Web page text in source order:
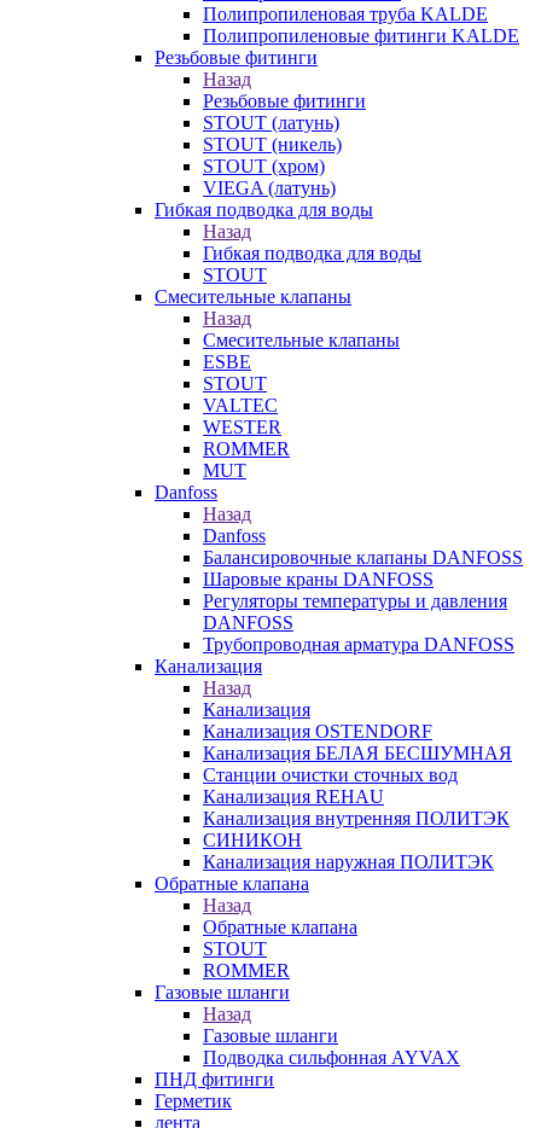
Полипропиленовая труба KALDE
Полипропиленовые фитинги KALDE
Резьбовые фитинги
Назад
Резьбовые фитинги
STOUT (латунь)
STOUT (никель)
STOUT (хром)
VIEGA (латунь)
Гибкая подводка для воды
Назад
Гибкая подводка для воды
STOUT
Смесительные клапаны
Назад
Смесительные клапаны
ESBE
STOUT
VALTEC
WESTER
ROMMER
MUT
Danfoss
Назад
Danfoss
Балансировочные клапаны DANFOSS
Шаровые краны DANFOSS
Регуляторы температуры и давления
DANFOSS
Трубопроводная арматура DANFOSS
Канализация
Назад
Канализация
Канализация OSTENDORF
Канализация БЕЛАЯ БЕСШУМНАЯ
Станции очистки сточных вод
Канализация REHAU
Канализация внутренняя ПОЛИТЭК
СИНИКОН
Канализация наружная ПОЛИТЭК
Обратные клапана
Назад
Обратные клапана
STOUT
ROMMER
Газовые шланги
Назад
Газовые шланги
Подводка сильфонная AYVAX
ПНД фитинги
Герметик
лента